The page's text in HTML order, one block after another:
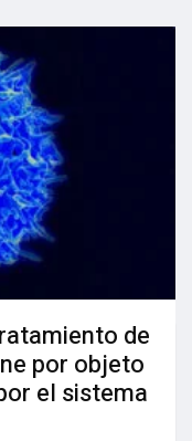
de
por objeto
el sistema